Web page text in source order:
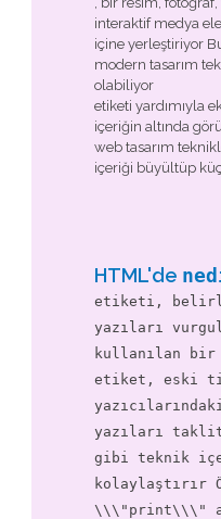
interaktif medya
içine yerleştiriyor
modern tasarım
olabiliyor
etiketi yardımıyla
içeriğin altında
web tasarım
içeriği büyültüp
HTML'de
etiketi, belirli
yazıları
kullanılan bir
etiket, eski
yazıları taklit
gibi teknik
kolaylaştırır
\\\"print\\\"